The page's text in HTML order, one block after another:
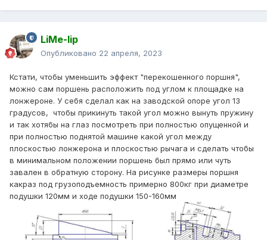
LiMe-lip
Опубликовано 22 апреля, 2023
Кстати, чтобы уменьшить эффект "перекошенного поршня",
можно сам поршень расположить под углом к площадке на
лонжероне. У себя сделал как на заводской опоре угол 13
градусов, чтобы прикинуть такой угол можно вынуть пружину
и так хотябы на глаз посмотреть при полностью опущенной и
при полностью поднятой машине какой угол между
плоскостью лонжерона и плоскостью рычага и сделать чтобы
в минимальном положении поршень был прямо или чуть
завален в обратную сторону. На рисунке размеры поршня
какраз под грузоподъемность примерно 800кг при диаметре
подушки 120мм и ходе подушки 150-160мм